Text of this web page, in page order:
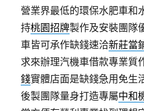
營業界最低的環保水肥車和
持桃園招牌製作及安裝團隊
車皆可承作缺錢速洽新莊當
求來辦理汽機車借款專業質
錢實體店面是缺錢急用免生
後製團隊量身打造專屬中和